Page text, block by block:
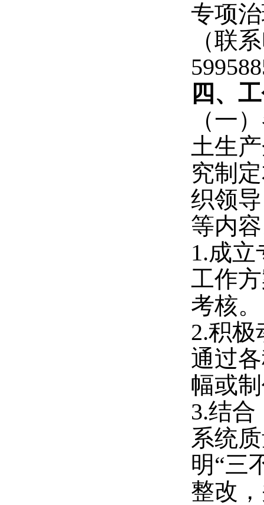
专项
（联
四、
（一
土生
究制
织领
等内
1.成立
工作
考核。
2.积极
通过
幅或
3.结合
系统
明“三
整改